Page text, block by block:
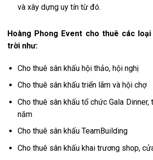
và xây dựng uy tín từ đó.
Hoàng Phong Event cho thuê các
trời như:
Cho thuê sân khấu hội thảo, hội nghị
Cho thuê sân khấu triển lãm và hội chợ
Cho thuê sân khấu tổ chức Gala Dinner,
năm
Cho thuê sân khấu TeamBuilding
Cho thuê sân khấu khai trương shop,